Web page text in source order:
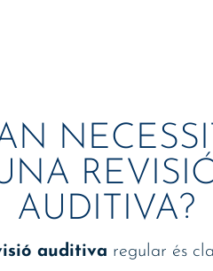
AUDITIVA?
auditiva regular és